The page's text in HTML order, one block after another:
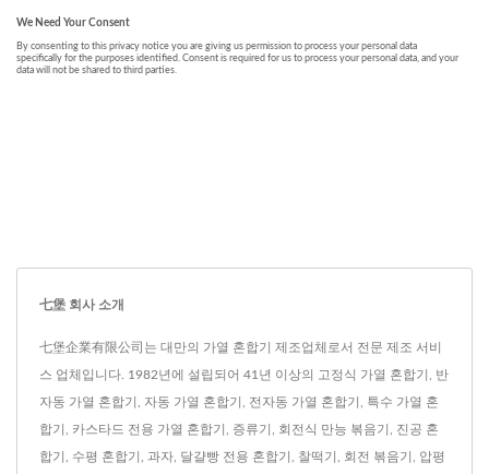
七堡 회사 소개
七堡企業有限公司는 대만의 가열 혼합기 제조업체로서 전문 제조 서비
스 업체입니다. 1982년에 설립되어 41년 이상의 고정식 가열 혼합기, 반
자동 가열 혼합기, 자동 가열 혼합기, 전자동 가열 혼합기, 특수 가열 혼
합기, 카스타드 전용 가열 혼합기, 증류기, 회전식 만능 볶음기, 진공 혼
합기, 수평 혼합기, 과자, 달걀빵 전용 혼합기, 찰떡기, 회전 볶음기, 압평